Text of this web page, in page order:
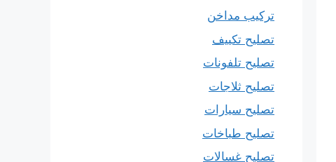
تركيب مداخن
تصليح تكييف
تصليح تلفونات
تصليح ثلاجات
تصليح سيارات
تصليح طباخات
تصليح غسالات